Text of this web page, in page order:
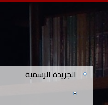
الجريدة الرسمية